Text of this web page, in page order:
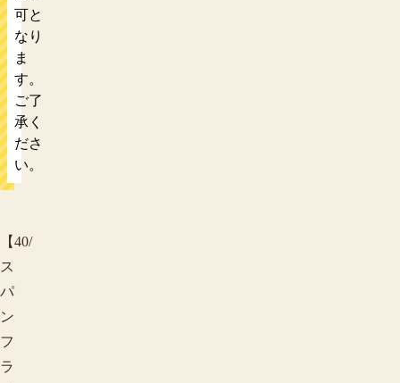
可と
なり
ま
す。
ご了
承く
ださ
い。
【40/
ス
パ
ン
フ
ラ